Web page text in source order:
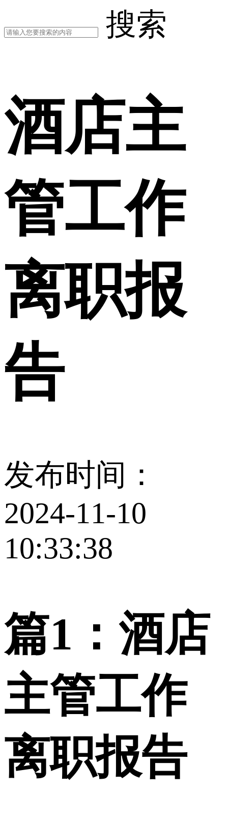
搜索
酒店主
管工作
离职报
告
发布时间：
2024-11-10
10:33:38
篇1：酒店
主管工作
离职报告